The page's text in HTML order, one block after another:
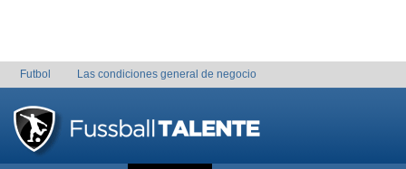
Futbol Las condiciones general de negocio